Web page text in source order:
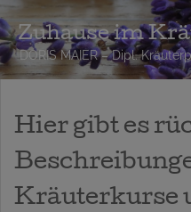
Zuhause im
DORIS MAIER – Dipl.
Hier gibt es
Kräuterkurse